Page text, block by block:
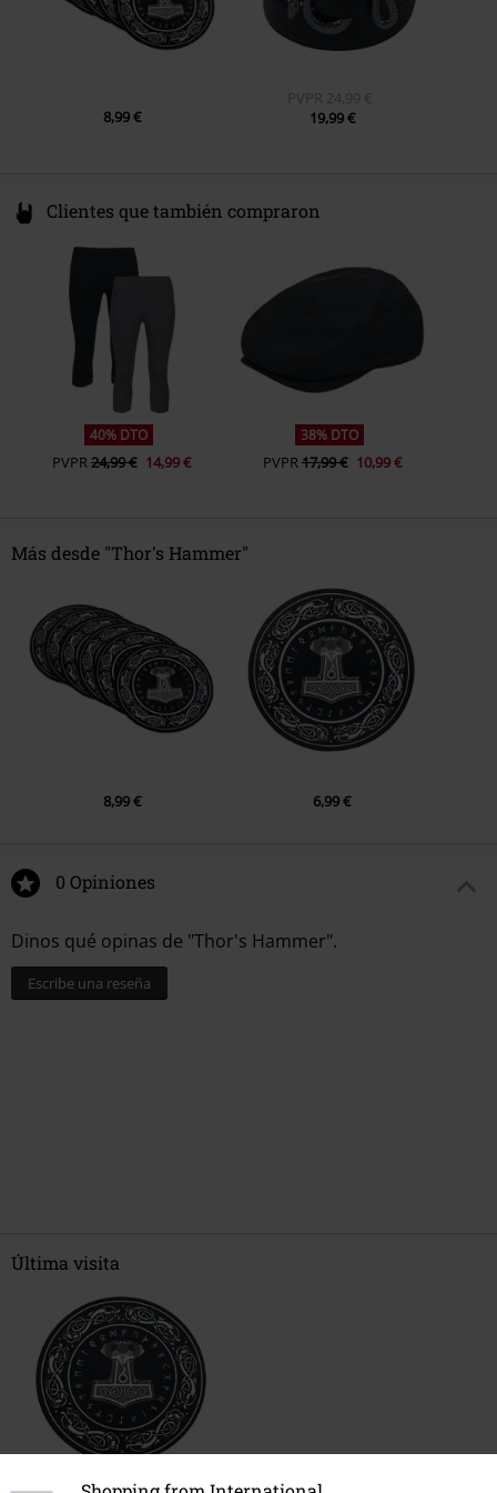
8,99 €
PVPR 24,99 €
19,99 €
Clientes que también compraron
40% DTO
PVPR24,99 € 14,99 €
38% DTO
PVPR17,99 € 10,99 €
Más desde "Thor's Hammer"
8,99 € 6,99 €
0 Opiniones
Dinos qué opinas de "Thor's Hammer".
Escribe una reseña
Última visita